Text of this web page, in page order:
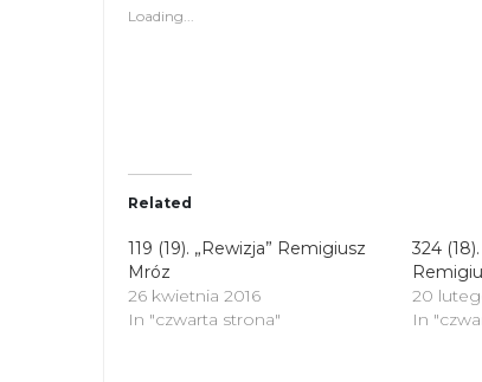
s
h
t
t
e
(
O
p
n
s
k
(
p
e
n
Loading...
Related
119 (19). „Rewizja” Remigiusz
Mróz
26 kwietnia 2016
In "czwarta strona"
324
20
In